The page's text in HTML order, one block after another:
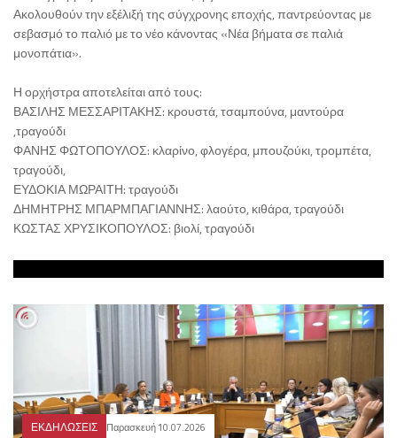
Ακολουθούν την εξέλιξή της σύγχρονης εποχής, παντρεύοντας με
σεβασμό το παλιό με το νέο κάνοντας «Νέα βήματα σε παλιά
μονοπάτια».
Η ορχήστρα αποτελείται από τους:
ΒΑΣΙΛΗΣ ΜΕΣΣΑΡΙΤΑΚΗΣ: κρουστά, τσαμπούνα, μαντούρα
,τραγούδι
ΦΑΝΗΣ ΦΩΤΟΠΟΥΛΟΣ: κλαρίνο, φλογέρα, μπουζούκι, τρομπέτα,
τραγούδι,
ΕΥΔΟΚΙΑ ΜΩΡΑΙΤΗ: τραγούδι
ΔΗΜΗΤΡΗΣ ΜΠΑΡΜΠΑΓΙΑΝΝΗΣ: λαούτο, κιθάρα, τραγούδι
ΚΩΣΤΑΣ ΧΡΥΣΙΚΟΠΟΥΛΟΣ: βιολί, τραγούδι
ΕΚΔΗΛΩΣΕΙΣ Παρασκευή 10.07.2026